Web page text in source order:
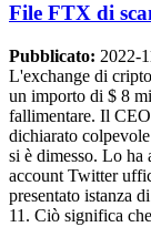
File FTX di
Pubblicato: 2022-
L'exchange di
un importo di $ 8
fallimentare. Il
dichiarato
si è dimesso. Lo ha
account Twitter
presentato istanza
11. Ciò significa